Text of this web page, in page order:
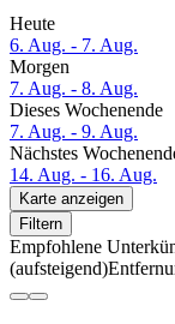
Heute
6. Aug. - 7. Aug.
Morgen
7. Aug. - 8. Aug.
Dieses Wochenende
7. Aug. - 9. Aug.
Nächstes
14. Aug. - 16. Aug.
Karte anzeigen
Filtern
Empfohlene
(aufsteigend)